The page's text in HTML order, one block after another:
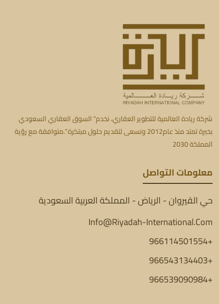
شركة ريادة العالمية للتطوير العقاري، نخدم" السوق العقاري السعودي
بخبرة تمتد منذ عام2012 ونسعى لتقديم حلول مبتكرة ".متوافقة مع رؤية
المملكة 2030
معلومات التواصل
حي القيروان - الرياض - المملكة العربية السعودية
Info@Riyadah-International.Com
+966114501554
+966543134403
+966539090984